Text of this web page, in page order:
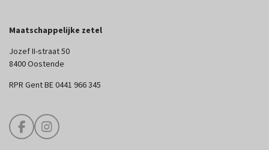
Maatschappelijke zetel
Jozef II-straat 50
8400 Oostende
RPR Gent BE 0441 966 345
F
a
I
n